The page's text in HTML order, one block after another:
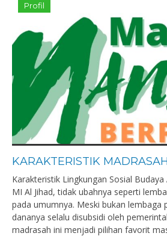
Profil
KARAKTERISTIK MADRASAH
Karakteristik Lingkungan Sosial
MI Al Jihad, tidak ubahnya seperti
pada umumnya. Meski bukan lembaga
dananya selalu disubsidi oleh
madrasah ini menjadi pilihan favorit